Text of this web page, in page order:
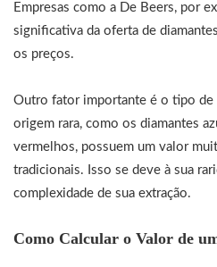
Empresas como a De Beers, por
significativa da oferta de
os preços.
Outro fator importante é o tipo de
origem rara, como os diamantes
vermelhos, possuem um valor
tradicionais. Isso se deve à sua
complexidade de sua extração.
Como Calcular o Valor de